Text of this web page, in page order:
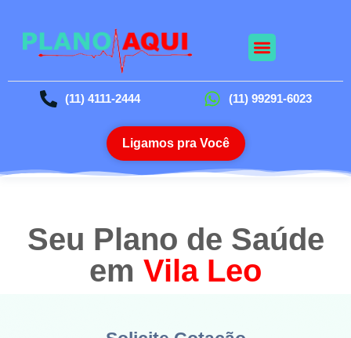
(11) 4111-2444 (11) 99291-6023
Ligamos pra Você
Seu Plano de Saúde
em Vila Leo